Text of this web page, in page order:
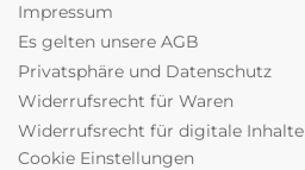
Impressum
Es gelten unsere AGB
Privatsphäre und Datenschutz
Widerrufsrecht für Waren
Widerrufsrecht für digitale Inhalte
Cookie Einstellungen